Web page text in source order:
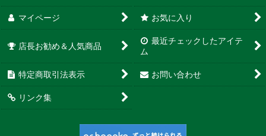
マイページ お気に入り
店長お勧め＆人気商品
最近チェックしたアイテ
ム
特定商取引法表示 お問い合わせ
リンク集